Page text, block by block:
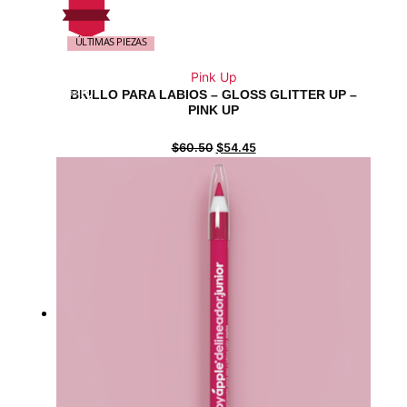
6
$
%
Off
Ahorra $6
6$
10%
$
On Sale
10
Ahorra $6
6$
ÚLTIMAS PIEZAS
Pink Up
BRILLO PARA LABIOS – GLOSS GLITTER UP –
PINK UP
$60.50 $54.45